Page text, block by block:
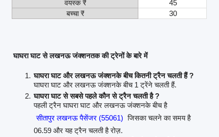
वयस्क ₹
45
बच्चा ₹
30
घाघरा घाट से लखनऊ जंक्शनतक की ट्रेनों के बारे में
घाघरा घाट और लखनऊ जंक्शनके बीच कितनी ट्रैन चलती हैं ?
घाघरा घाट और लखनऊ जंक्शनके बीच 1 ट्रेंने चलती हैं.
घाघरा घाट से सबसे पहले कौन से ट्रैन चलती है ?
पहली ट्रैन घाघरा घाट और लखनऊ जंक्शनके बीच है
सीतापुर लखनऊ पैसेंजर (55061) जिसका चलने का समय है
06.59 और यह ट्रैन चलती है रोज़.